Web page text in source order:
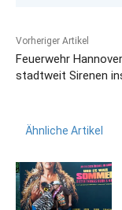
Vorheriger Artikel
Feuerwehr
stadtweit Sirenen
Ähnliche Artikel